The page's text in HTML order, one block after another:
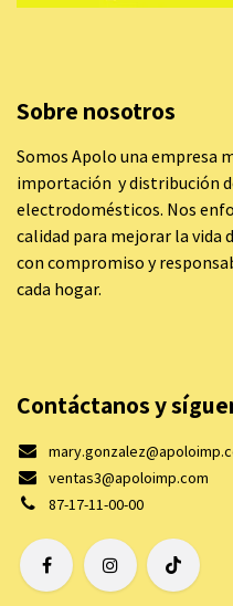
Sobre nosotros
Somos Apolo una empresa
importación y distribución
electrodomésticos. Nos
calidad para mejorar la vida
con compromiso y
cada hogar.
Contáctanos y
ventas3@apoloimp.com
87-17-11-00-00